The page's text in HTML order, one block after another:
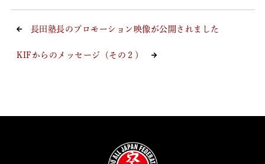
長田塾長のプロモーション映像が公開されました
KIFからのメッセージ（その２）